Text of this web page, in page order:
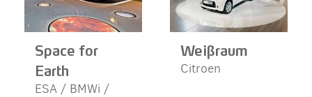
Space for
Earth
ESA / BMWi /
Weißraum
Citroen